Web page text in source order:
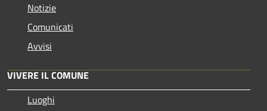
Notizie
Comunicati
Avvisi
VIVERE IL COMUNE
Luoghi